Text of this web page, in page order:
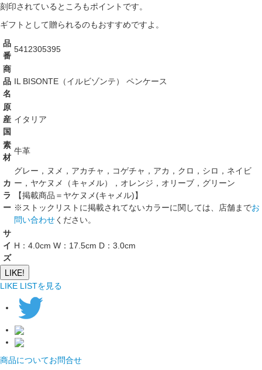
刻印されているところもポイントです。
ギフトとして贈られるのもおすすめですよ。
品
番
5412305395
商
品
名
IL BISONTE（イルビゾンテ） ペンケース
原
産
国
イタリア
素
材
牛革
カ
ラ
ー
グレー，ヌメ，アカチャ，コゲチャ，アカ，クロ，シロ，ネイビ
ー，ヤケヌメ（キャメル），オレンジ，オリーブ，グリーン
【掲載商品＝ヤケヌメ(キャメル)】
※ストックリストに掲載されてないカラーに関しては、店舗までお
問い合わせください。
サ
イ
ズ
H：4.0cm W：17.5cm D：3.0cm
LIKE!
LIKE LISTを見る
商品についてお問合せ